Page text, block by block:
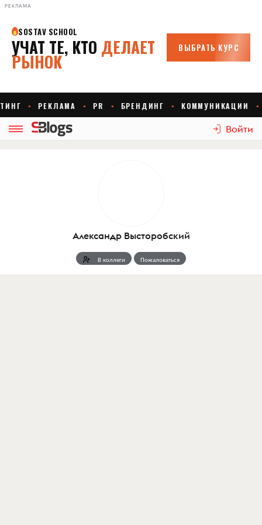
РЕКЛАМА
Войти
Александр Высторобский
В коллеги Пожаловаться